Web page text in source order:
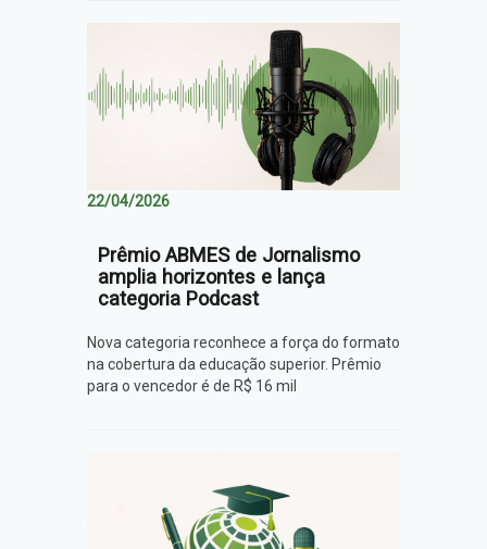
22/04/2026
Prêmio ABMES de Jornalismo
amplia horizontes e lança
categoria Podcast
Nova categoria reconhece a força do formato
na cobertura da educação superior. Prêmio
para o vencedor é de R$ 16 mil